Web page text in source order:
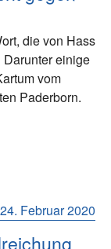
die von Hass
Darunter einige
vom
Paderborn.
24. Februar 2020